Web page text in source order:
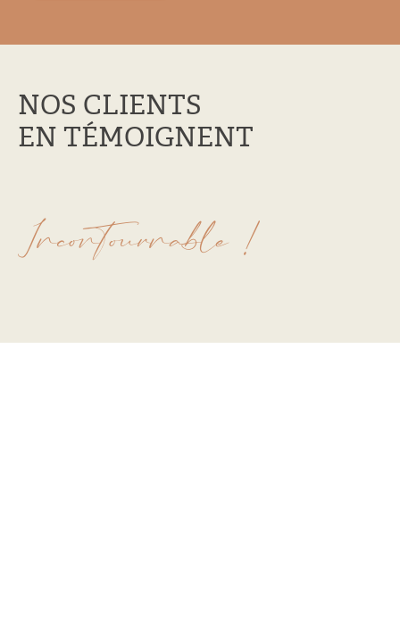
NOS CLIENTS
EN TÉMOIGNENT
Incontournable !